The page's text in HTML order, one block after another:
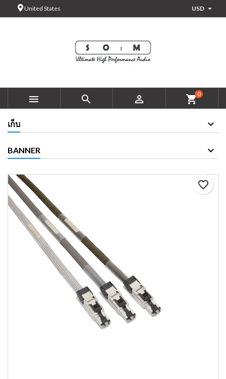
United States USD 
   shopping_cart0
เก็บ
BANNER
favorite_border
Add to wishlist ×
Create wishlist ×
Create wishlist
Sign in ×
You need to be logged in to save products in your wishlist.